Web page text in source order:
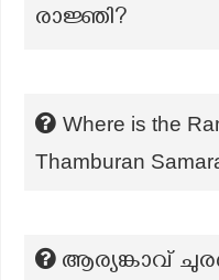
രാജ്ഞി?
Where is the
Thamburan
ആര്യങ്കാവ്